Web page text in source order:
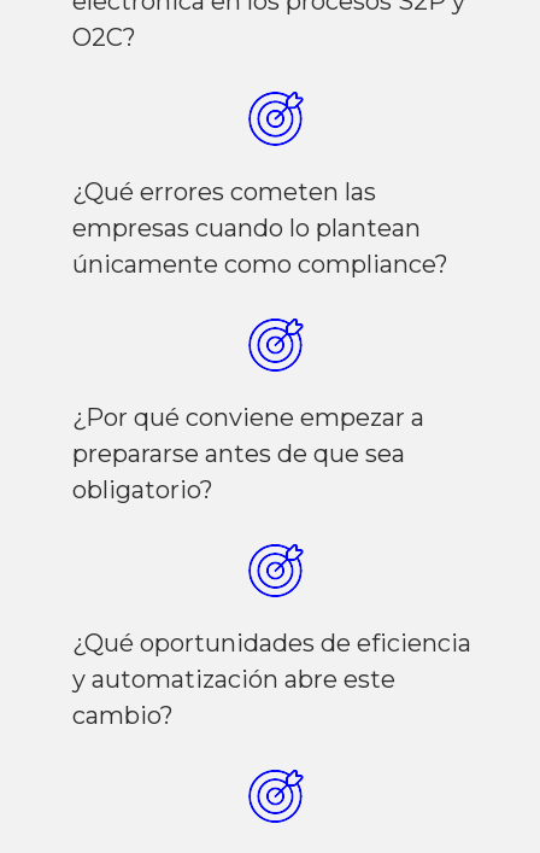
O2C?
¿Qué errores cometen las
empresas cuando lo plantean
únicamente como compliance?
¿Por qué conviene empezar a
prepararse antes de que sea
obligatorio?
¿Qué oportunidades de eficiencia
y automatización abre este
cambio?